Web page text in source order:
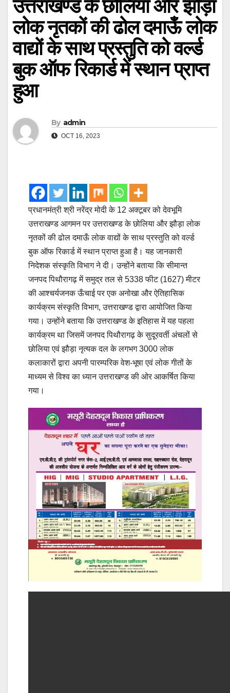
उत्तराखण्ड के छोलिया और झौड़ा
लोक नृतकों की ढोल दमाऊँ लोक
वाद्यों के साथ प्रस्तुति को वर्ल्ड
बुक ऑफ रिकार्ड में स्थान प्राप्त
हुआ
By admin
OCT 16, 2023
प्रधानमंत्री श्री नरेंद्र मोदी के 12 अक्टूबर को देवभूमि
उत्तराखण्ड आगमन पर उत्तराखण्ड के छोलिया और झौड़ा लोक
नृतकों की ढोल दमाऊँ लोक वाद्यों के साथ प्रस्तुति को वर्ल्ड
बुक ऑफ रिकार्ड में स्थान प्राप्त हुआ है। यह जानकारी
निदेशक संस्कृति विभाग ने दी। उन्होंने बताया कि सीमान्त
जनपद पिथौरागढ़ में समुद्र तल से 5338 फीट (1627) मीटर
की आश्चर्यजनक ऊँचाई पर एक अनोखा और ऐतिहासिक
कार्यक्रम संस्कृति विभाग, उत्तराखण्ड द्वारा आयोजित किया
गया। उन्होंने बताया कि उत्तराखण्ड के इतिहास में यह पहला
कार्यक्रम था जिसमें जनपद पिथौरागढ़ के सुदूरवर्ती अंचलों से
छोलिया एवं झौड़ा नृत्यक दल के लगभग 3000 लोक
कलाकारों द्वारा अपनी पारम्परिक वेश-भूषा एवं लोक गीतों के
माध्यम से विश्व का ध्यान उत्तराखण्ड की ओर आकर्षित किया
गया।